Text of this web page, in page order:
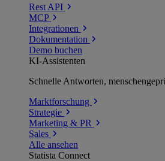
Rest API
MCP
Integrationen
Dokumentation
Demo buchen
KI-Assistenten
Schnelle Antworten,
Marktforschung
Strategie
Marketing & PR
Sales
Alle ansehen
Statista Connect